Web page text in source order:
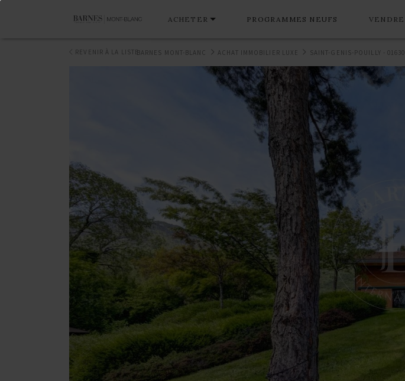
ACHETER PROGRAMMES NEUFS VENDRE
BARNES MONT-BLANC ACHAT IMMOBILIER LUXE SAINT-GENIS-POUILLY - 01630
REVENIR À LA LISTE